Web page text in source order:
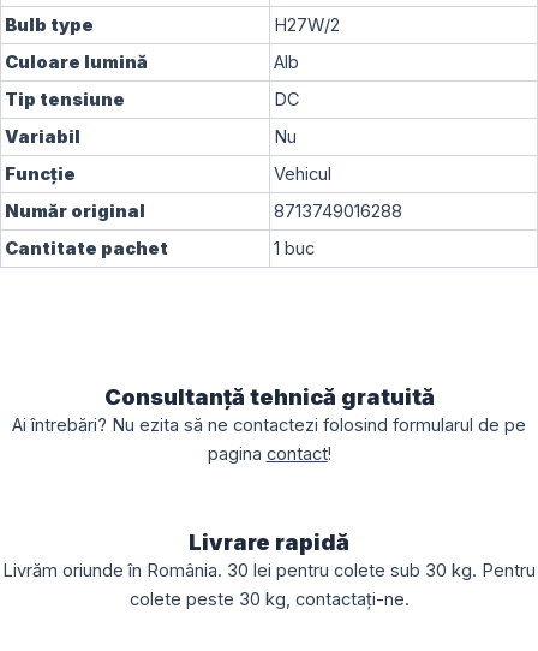
Bulb type
H27W/2
Culoare lumină
Alb
Tip tensiune
DC
Variabil
Nu
Funcție
Vehicul
Număr original
8713749016288
Cantitate pachet
1 buc
Consultanță tehnică gratuită
Ai întrebări? Nu ezita să ne contactezi folosind formularul de pe
pagina contact!
Livrare rapidă
Livrăm oriunde în România. 30 lei pentru colete sub 30 kg. Pentru
colete peste 30 kg, contactați-ne.